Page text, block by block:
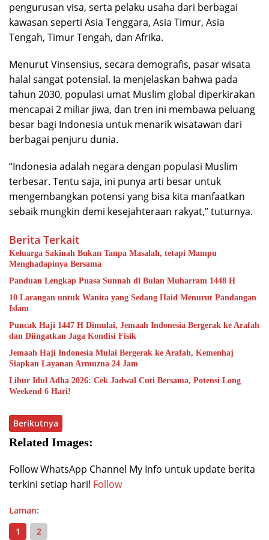
pengurusan visa, serta pelaku usaha dari berbagai
kawasan seperti Asia Tenggara, Asia Timur, Asia
Tengah, Timur Tengah, dan Afrika.
Menurut Vinsensius, secara demografis, pasar wisata
halal sangat potensial. Ia menjelaskan bahwa pada
tahun 2030, populasi umat Muslim global diperkirakan
mencapai 2 miliar jiwa, dan tren ini membawa peluang
besar bagi Indonesia untuk menarik wisatawan dari
berbagai penjuru dunia.
“Indonesia adalah negara dengan populasi Muslim
terbesar. Tentu saja, ini punya arti besar untuk
mengembangkan potensi yang bisa kita manfaatkan
sebaik mungkin demi kesejahteraan rakyat,” tuturnya.
Berita Terkait
Keluarga Sakinah Bukan Tanpa Masalah, tetapi Mampu
Menghadapinya Bersama
Panduan Lengkap Puasa Sunnah di Bulan Muharram 1448 H
10 Larangan untuk Wanita yang Sedang Haid Menurut Pandangan
Islam
Puncak Haji 1447 H Dimulai, Jemaah Indonesia Bergerak ke Arafah
dan Diingatkan Jaga Kondisi Fisik
Jemaah Haji Indonesia Mulai Bergerak ke Arafah, Kemenhaj
Siapkan Layanan Armuzna 24 Jam
Libur Idul Adha 2026: Cek Jadwal Cuti Bersama, Potensi Long
Weekend 6 Hari!
Berikutnya
Related Images:
Follow WhatsApp Channel My Info untuk update berita
terkini setiap hari! Follow
Laman:
1
2